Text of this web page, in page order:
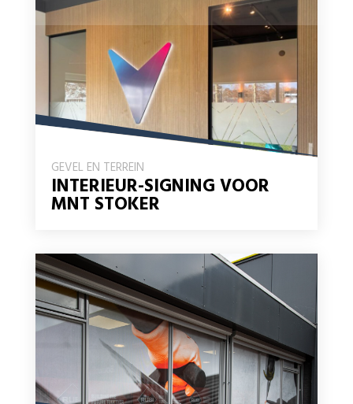
GEVEL EN TERREIN
INTERIEUR-SIGNING VOOR
MNT STOKER